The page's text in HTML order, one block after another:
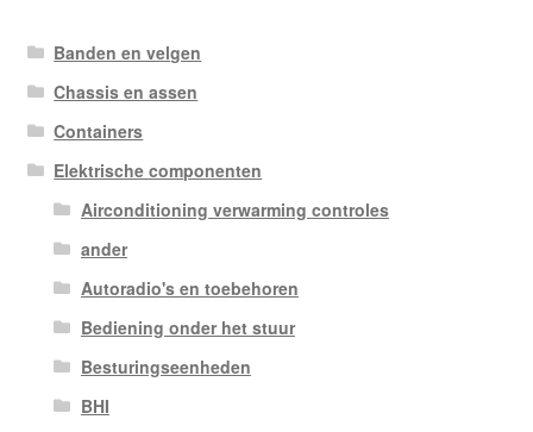
Banden en velgen
Chassis en assen
Containers
Elektrische componenten
Airconditioning verwarming controles
ander
Autoradio's en toebehoren
Bediening onder het stuur
Besturingseenheden
BHI